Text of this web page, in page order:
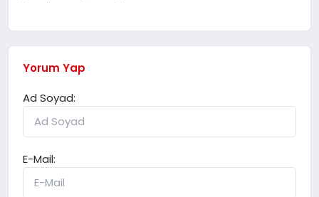
Yorum Yap
Ad Soyad:
E-Mail: